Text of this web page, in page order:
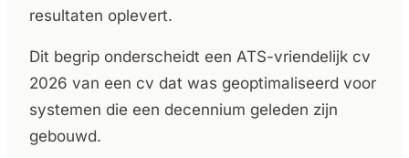
resultaten oplevert.
Dit begrip onderscheidt een ATS-vriendelijk cv
2026 van een cv dat was geoptimaliseerd voor
systemen die een decennium geleden zijn
gebouwd.